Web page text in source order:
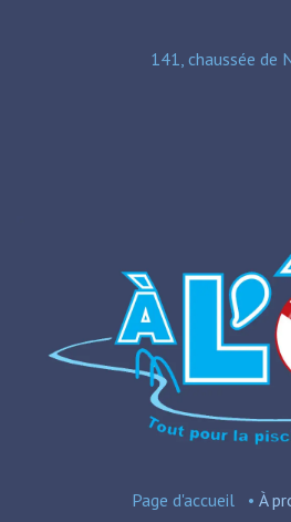
141, chaussée de
Page d'accueil • À